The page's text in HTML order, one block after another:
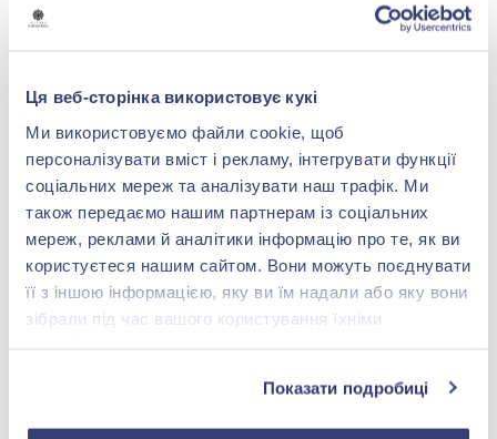
Ця веб-сторінка використовує кукі
Ми використовуємо файли cookie, щоб
персоналізувати вміст і рекламу, інтегрувати функції
соціальних мереж та аналізувати наш трафік. Ми
також передаємо нашим партнерам із соціальних
мереж, реклами й аналітики інформацію про те, як ви
користуєтеся нашим сайтом. Вони можуть поєднувати
її з іншою інформацією, яку ви їм надали або яку вони
зібрали під час вашого користування їхніми
Показати подробиці
Шнурок на руку «Серце»
зі срібла 925° з
Червоним Текстилем,
арт. 75306
1 564,00 грн
938,40 грн
Купити
Підкова-шнурок на руку
зі срібла 925° з
Червоним Текстилем,
арт. 75289*
1 749,00 грн
1 049,40 грн
(арт. 75289*)
Купити
-40% -40%